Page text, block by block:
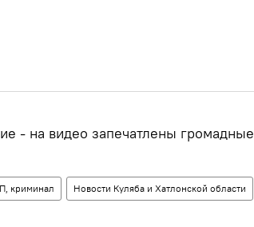
- на видео запечатлены громадные
криминал Новости Куляба и Хатлонской области